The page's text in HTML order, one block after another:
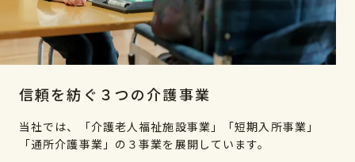
信頼を紡ぐ３つの介護事業
当社では、「介護老人福祉施設事業」「短期入所事業」
「通所介護事業」の３事業を展開しています。